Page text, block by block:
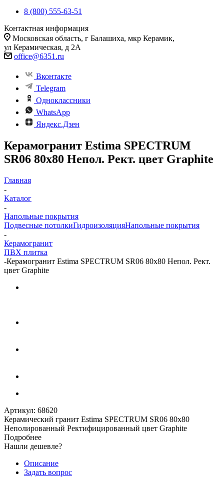
8 (800) 555-63-51
Контактная информация
Московская область, г Балашиха, мкр Керамик,
ул Керамическая, д 2А
office@6351.ru
Вконтакте
Telegram
Одноклассники
WhatsApp
Яндекс.Дзен
Керамогранит Estima SPECTRUM
SR06 80x80 Непол. Рект. цвет Graphite
Главная
-
Каталог
-
Напольные покрытия
Подвесные потолкиГидроизоляцияНапольные покрытия
-
Керамогранит
ПВХ плитка
-Керамогранит Estima SPECTRUM SR06 80x80 Непол. Рект.
цвет Graphite
Артикул: 68620
Керамический гранит Estima SPECTRUM SR06 80x80
Неполированный Ректифицированный цвет Graphite
Подробнее
Нашли дешевле?
Описание
Задать вопрос